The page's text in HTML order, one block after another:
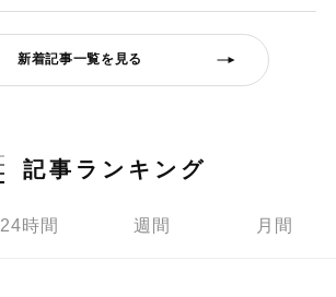
新着記事一覧を見る
記事ランキング
24時間 週間 月間